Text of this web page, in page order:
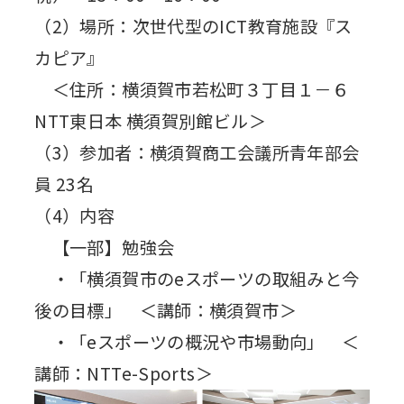
（2）場所：次世代型のICT教育施設『ス
カピア』
＜住所：横須賀市若松町３丁目１－６
NTT東日本 横須賀別館ビル＞
（3）参加者：横須賀商工会議所青年部会
員 23名
（4）内容
【一部】勉強会
・「横須賀市のeスポーツの取組みと今
後の目標」 ＜講師：横須賀市＞
・「eスポーツの概況や市場動向」 ＜
講師：NTTe-Sports＞